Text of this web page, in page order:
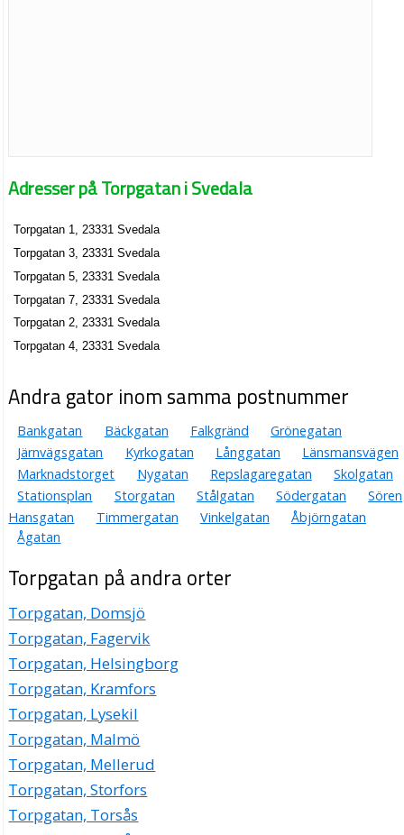
Adresser på Torpgatan i Svedala
Torpgatan 1, 23331 Svedala
Torpgatan 3, 23331 Svedala
Torpgatan 5, 23331 Svedala
Torpgatan 7, 23331 Svedala
Torpgatan 2, 23331 Svedala
Torpgatan 4, 23331 Svedala
Andra gator inom samma postnummer
Bankgatan Bäckgatan Falkgränd
Grönegatan
Järnvägsgatan
Kyrkogatan Långgatan
Länsmansvägen
Marknadstorget
Nygatan Repslagaregatan
Skolgatan
Stationsplan
Storgatan Stålgatan Södergatan
Sören
Hansgatan
Timmergatan Vinkelgatan
Åbjörngatan
Ågatan
Torpgatan på andra orter
Torpgatan, Domsjö
Torpgatan, Fagervik
Torpgatan, Helsingborg
Torpgatan, Kramfors
Torpgatan, Lysekil
Torpgatan, Malmö
Torpgatan, Mellerud
Torpgatan, Storfors
Torpgatan, Torsås